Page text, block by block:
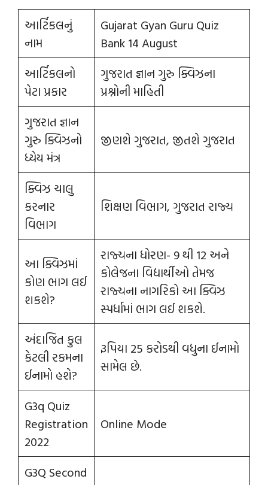
આર્ટિકલનું
નામ
Gujarat Gyan Guru Quiz
Bank 14 August
આર્ટિકલનો
પેટા પ્રકાર
ગુજરાત જ્ઞાન ગુરુ ક્વિઝના
પ્રશ્નોની માહિતી
ગુજરાત જ્ઞાન
ગુરુ ક્વિઝનો
ધ્યેય મંત્ર
જીણશે ગુજરાત, જીતશે ગુજરાત
ક્વિઝ ચાલુ
કરનાર
વિભાગ
શિક્ષણ વિભાગ, ગુજરાત રાજ્ય
આ ક્વિઝમાં
કોણ ભાગ લઈ
શકશે?
રાજ્યના ધોરણ- 9 થી 12 અને
કોલેજના વિદ્યાર્થીઓ તેમજ
રાજ્યના નાગરિકો આ ક્વિઝ
સ્પર્ધામાં ભાગ લઈ શકશે.
અંદાજિત કુલ
કેટલી રકમના
ઈનામો હશે?
રૂપિયા 25 કરોડથી વધુના ઈનામો
સામેલ છે.
G3q Quiz
Registration
2022
Online Mode
G3Q Second